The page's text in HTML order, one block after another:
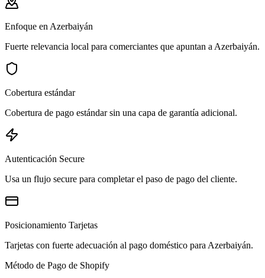
Enfoque en Azerbaiyán
Fuerte relevancia local para comerciantes que apuntan a Azerbaiyán.
Cobertura estándar
Cobertura de pago estándar sin una capa de garantía adicional.
Autenticación Secure
Usa un flujo secure para completar el paso de pago del cliente.
Posicionamiento Tarjetas
Tarjetas con fuerte adecuación al pago doméstico para Azerbaiyán.
Método de Pago de Shopify